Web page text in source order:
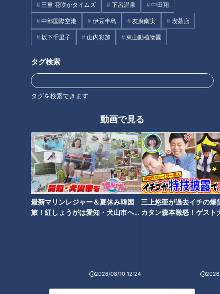
三重 花咲かタイムズ 下呂温泉 中田翔
中部国際空港 伊豆半島 友廣南実 喫茶店
坂下千里子 山内彩加 東山動植物園
タグ検索
タグを検索できます
動画で見る
最新マリンレジャー＆夏休み韓国
旅！紅しょうがは愛知・犬山市へ
2026/08/10 12:24
三上悠亜が過去イチの爆
カタン森本激怒！ゲスト
『つかみどり焼きコース (鮎3匹)』(2,280円)は、フライにする
ことも可能。つかまえた鮎をその場で食べることができます